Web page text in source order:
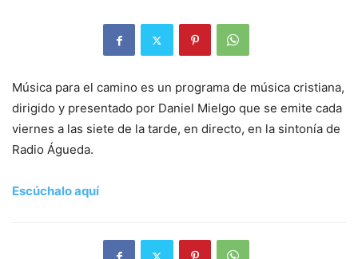
Música para el camino es un programa de música cristiana,
dirigido y presentado por Daniel Mielgo que se emite cada
viernes a las siete de la tarde, en directo, en la sintonía de
Radio Águeda.
Escúchalo aquí